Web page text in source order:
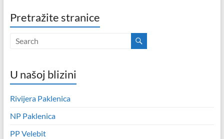
Pretražite stranice
U našoj blizini
Rivijera Paklenica
NP Paklenica
PP Velebit